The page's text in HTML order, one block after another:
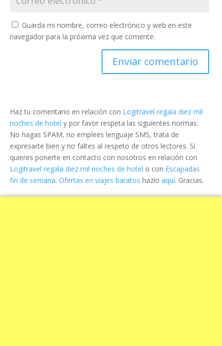
Guarda mi nombre, correo electrónico y web en este
navegador para la próxima vez que comente.
Haz tu comentario en relación con Logitravel regala diez mil
noches de hotel y por favor respeta las siguientes normas:
No hagas SPAM, no emplees lenguaje SMS, trata de
expresarte bien y no faltes al respeto de otros lectores. Si
quieres ponerte en contacto con nosotros en relación con
Logitravel regala diez mil noches de hotel o con Escapadas
fin de semana. Ofertas en viajes baratos hazlo aquí. Gracias.